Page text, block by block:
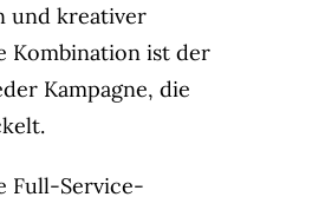
und kreativer
Kombination ist der
Kampagne, die
Full-Service-